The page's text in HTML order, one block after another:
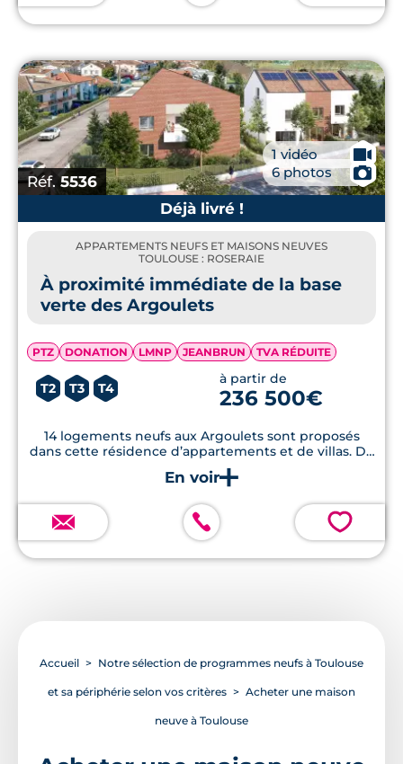
Réf.5536
1 vidéo 🎥
6 photos
📷
Déjà livré !
APPARTEMENTS NEUFS ET MAISONS NEUVES
TOULOUSE : ROSERAIE
À proximité immédiate de la base
verte des Argoulets
PTZ DONATION LMNP JEANBRUN TVA RÉDUITE
T2 T3 T4
à partir de
236 500€
14 logements neufs aux Argoulets sont proposés
dans cette résidence d’appartements et de villas. Du
T2 au T5 triplex, les logements sont accompagnés de
beaux extérieurs, à proximité du parc des Argoulets
💗
Accueil Notre sélection de programmes neufs à Toulouse
et sa périphérie selon vos critères Acheter une maison
neuve à Toulouse